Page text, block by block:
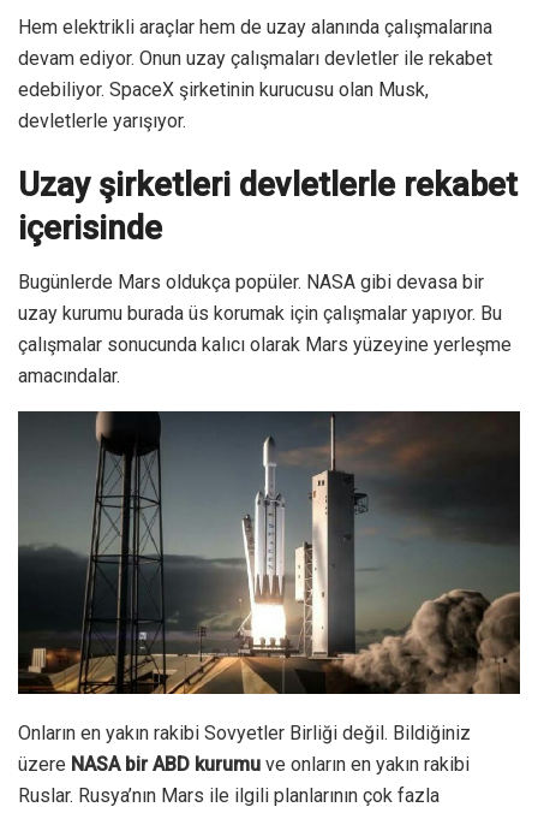
Hem elektrikli araçlar hem de uzay alanında çalışmalarına
devam ediyor. Onun uzay çalışmaları devletler ile rekabet
edebiliyor. SpaceX şirketinin kurucusu olan Musk,
devletlerle yarışıyor.
Uzay şirketleri devletlerle rekabet
içerisinde
Bugünlerde Mars oldukça popüler. NASA gibi devasa bir
uzay kurumu burada üs korumak için çalışmalar yapıyor. Bu
çalışmalar sonucunda kalıcı olarak Mars yüzeyine yerleşme
amacındalar.
Onların en yakın rakibi Sovyetler Birliği değil. Bildiğiniz
üzere NASA bir ABD kurumu ve onların en yakın rakibi
Ruslar. Rusya’nın Mars ile ilgili planlarının çok fazla